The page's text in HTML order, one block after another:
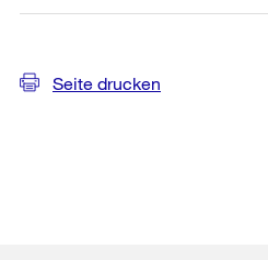
Seite drucken